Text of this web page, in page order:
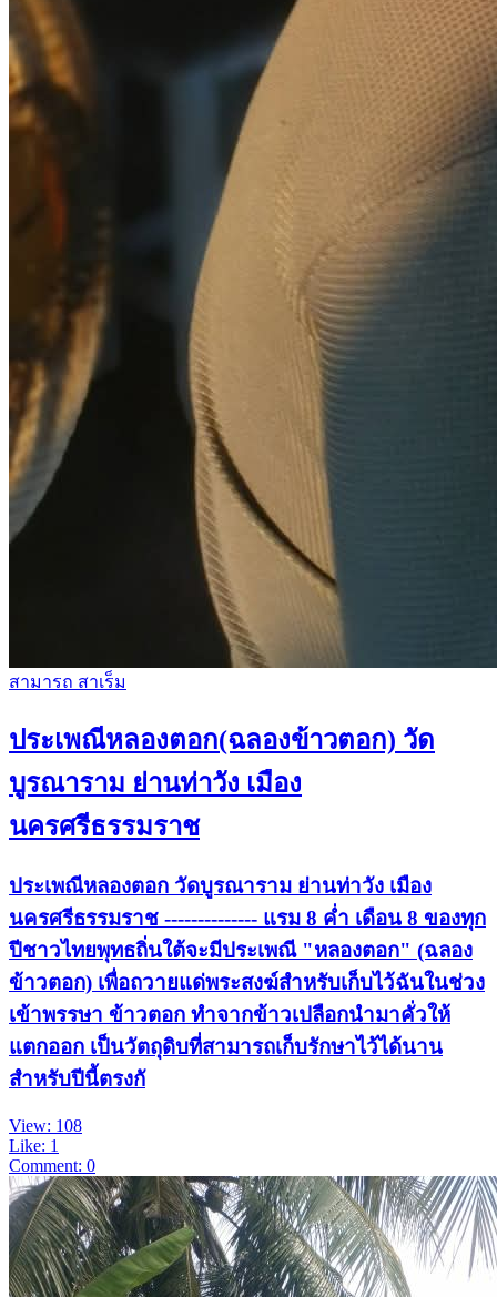
สามารถ สาเร็ม
ประเพณีหลองตอก(ฉลองข้าวตอก) วัด
บูรณาราม ย่านท่าวัง เมือง
นครศรีธรรมราช
ประเพณีหลองตอก วัดบูรณาราม ย่านท่าวัง เมือง
นครศรีธรรมราช -------------- แรม 8 ค่ำ เดือน 8 ของทุก
ปีชาวไทยพุทธถิ่นใต้จะมีประเพณี "หลองตอก" (ฉลอง
ข้าวตอก) เพื่อถวายแด่พระสงฆ์สำหรับเก็บไว้ฉันในช่วง
เข้าพรรษา ข้าวตอก ทำจากข้าวเปลือกนำมาคั่วให้
แตกออก เป็นวัตถุดิบที่สามารถเก็บรักษาไว้ได้นาน
สำหรับปีนี้ตรงกั
View: 108
Like: 1
Comment: 0